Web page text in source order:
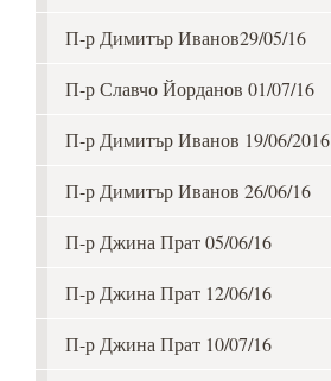
П-р Димитър Иванов29/05/16
П-р Славчо Йорданов 01/07/16
П-р Димитър Иванов 19/06/2016
П-р Димитър Иванов 26/06/16
П-р Джина Прат 05/06/16
П-р Джина Прат 12/06/16
П-р Джина Прат 10/07/16